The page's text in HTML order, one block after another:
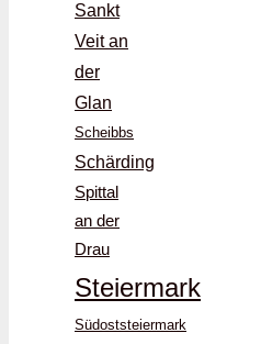
Sankt
Veit an
der
Glan
Scheibbs
Schärding
Spittal
an der
Drau
Steiermark
Südoststeiermark